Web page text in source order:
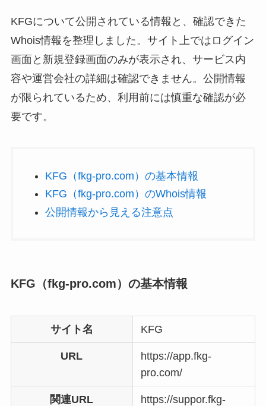
KFGについて公開されている情報と、確認できた
Whois情報を整理しました。サイト上ではログイン
画面と新規登録画面のみが表示され、サービス内
容や運営会社の詳細は確認できません。公開情報
が限られているため、利用前には慎重な確認が必
要です。
KFG（fkg-pro.com）の基本情報
KFG（fkg-pro.com）のWhois情報
公開情報から見える注意点
KFG（fkg-pro.com）の基本情報
サイト名 KFG
URL
https://app.fkg-
pro.com/
関連URL
https://suppor.fkg-